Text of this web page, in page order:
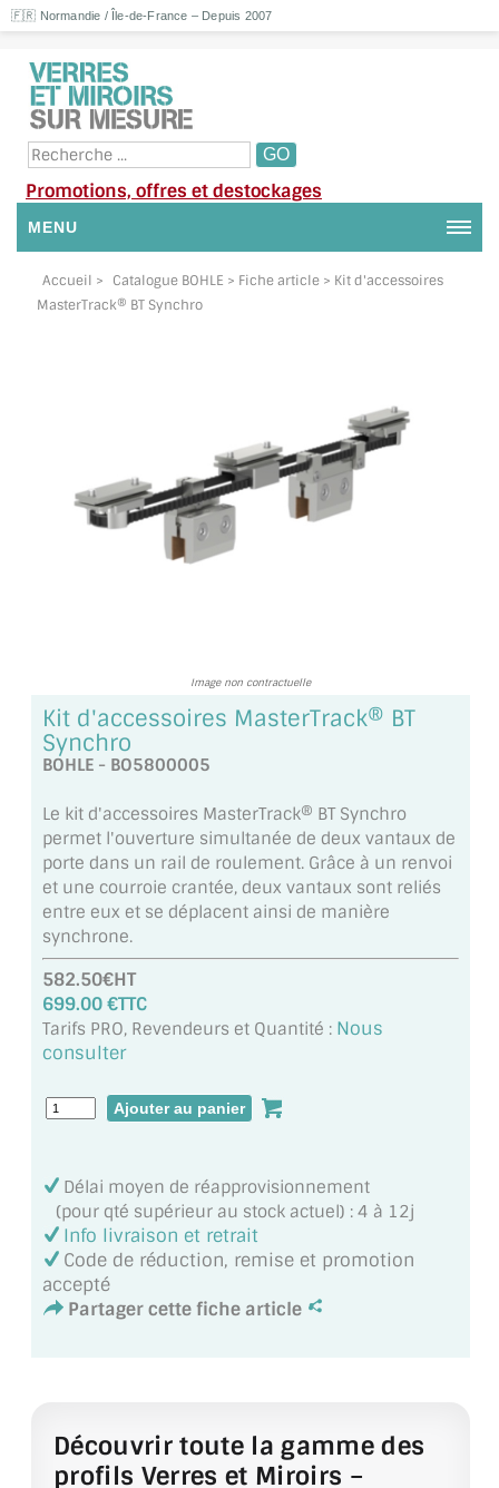
🇫🇷 Normandie / Île-de-France – Depuis 2007
Promotions, offres et destockages
MENU
NOUS CONTACTER
SUIVI DE COMMANDE
TOUS LES TARIFS AU M2
GUIDE : CHOIX PAR UTILISATION
MIROIRS VIEILLIS AMBIANCE BRASSERIE
MIROIR SUR MESURE
MIROIR VIEILLI
MIROIR DÉCORATIF DE COULEUR
LOTS DE MIROIRS EN MOZAÏQUE
MIROIR POUR PORTE
MIROIR DE SALLE DE BAIN
MIROIR PAROI DE DOUCHE
MIROIR POUR SALLE DE SPORT
MIROIR ENCADRÉ
MIROIR TV
VERRE SUR MESURE
PAROI DE DOUCHE
Accueil > Catalogue BOHLE > Fiche article > Kit d'accessoires
MasterTrack® BT Synchro
Image non contractuelle
Kit d'accessoires MasterTrack® BT
Synchro
BOHLE - BO5800005
Le kit d'accessoires MasterTrack® BT Synchro
permet l'ouverture simultanée de deux vantaux de
porte dans un rail de roulement. Grâce à un renvoi
et une courroie crantée, deux vantaux sont reliés
entre eux et se déplacent ainsi de manière
synchrone.
582.50€HT
699.00 €TTC
Tarifs PRO, Revendeurs et Quantité : Nous
consulter
Délai moyen de réapprovisionnement
(pour qté supérieur au stock actuel) : 4 à 12j
Info livraison et retrait
Code de réduction, remise et promotion
accepté
Partager cette fiche article
Découvrir toute la gamme des
profils Verres et Miroirs –